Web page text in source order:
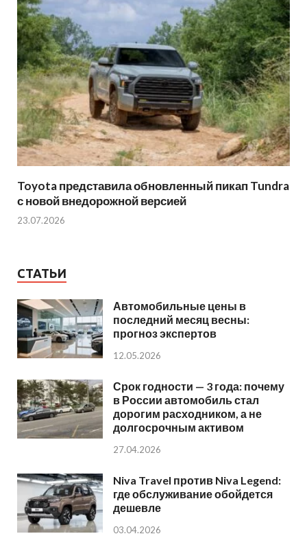
Toyota представила обновленный пикап Tundra
с новой внедорожной версией
23.07.2026
СТАТЬИ
Автомобильные цены в
последний месяц весны:
прогноз экспертов
12.05.2026
Срок годности — 3 года: почему
в России автомобиль стал
дорогим расходником, а не
долгосрочным активом
27.04.2026
Niva Travel против Niva Legend:
где обслуживание обойдется
дешевле
03.04.2026